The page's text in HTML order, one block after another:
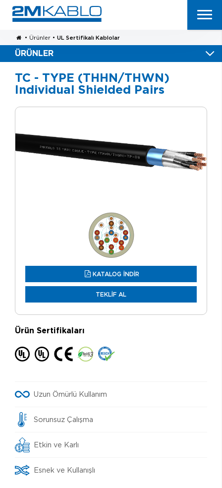
• Ürünler • UL Sertifikalı Kablolar
ÜRÜNLER
TC - TYPE (THHN/THWN)
Individual Shielded Pairs
KATALOG İNDİR
TEKLİF AL
Ürün Sertifikaları
Uzun Ömürlü Kullanım
Sorunsuz Çalışma
Etkin ve Karlı
Esnek ve Kullanışlı